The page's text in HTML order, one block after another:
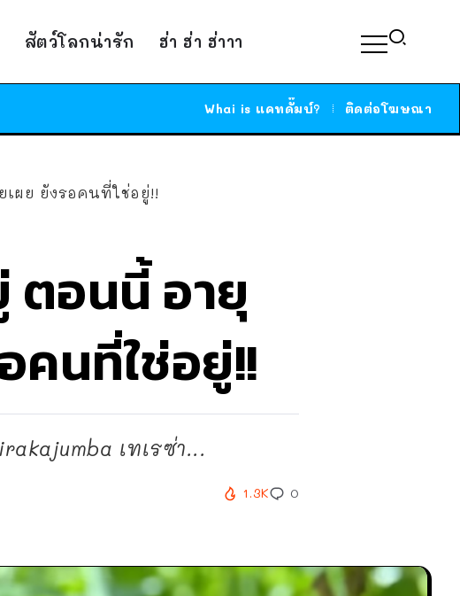
สัตว์โลกน่ารัก ฮ่า ฮ่า ฮ่าาา
Whai is แคทดั๊มบ์? ติดต่อโฆษณา
ผย ยังรอคนที่ใช่อยู่!!
ตอนนี้ อายุ
คนที่ใช่อยู่!!
เทเรซ่า...
1.3K 0